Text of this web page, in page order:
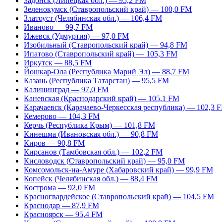
Зеленокумск (Ставропольский край) — 100,0 FM
Златоуст (Челябинская обл.) — 106,4 FM
Иваново — 99,7 FM
Ижевск (Удмуртия) — 97,0 FM
Изобильный (Ставропольский край) — 94,8 FM
Ипатово (Ставропольский край) — 105,3 FM
Иркутск — 88,5 FM
Йошкар-Ола (Республика Марий Эл) — 88,7 FM
Казань (Республика Татарстан) — 95,5 FM
Калининград — 97,0 FM
Каневская (Краснодарский край) — 105,1 FM
Карачаевск (Карачаево-Черкесская республика) — 102,3
Кемерово — 104,3 FM
Керчь (Республика Крым) — 101,8 FM
Кинешма (Ивановская обл.) — 90,8 FM
Киров — 90,8 FM
Кирсанов (Тамбовская обл.) — 102,2 FM
Кисловодск (Ставропольский край) — 95,0 FM
Комсомольск-на-Амуре (Хабаровский край) — 99,9 FM
Копейск (Челябинская обл.) — 88,4 FM
Кострома — 92,0 FM
Красногвардейское (Ставропольский край) — 104,5 FM
Краснодар — 87,9 FM
Красноярск — 95,4 FM